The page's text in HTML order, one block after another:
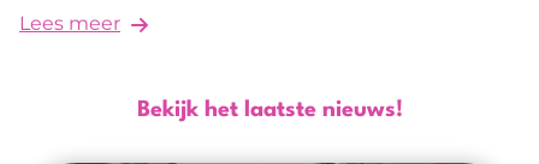
Lees meer
Bekijk het laatste nieuws!